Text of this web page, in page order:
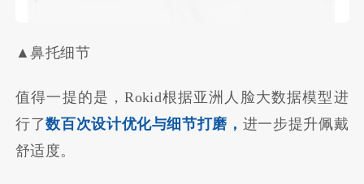
▲鼻托细节
值得一提的是，Rokid根据亚洲人脸大数据模型进
行了数百次设计优化与细节打磨， 进一步提升佩戴
舒适度。